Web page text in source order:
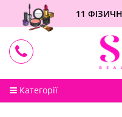
11
Категорії